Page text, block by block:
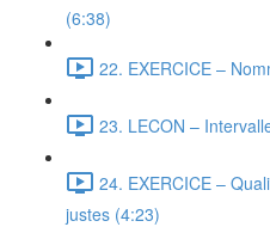
(6:38)
22. EXERCICE –
23. LECON –
24. EXERCICE –
justes (4:23)